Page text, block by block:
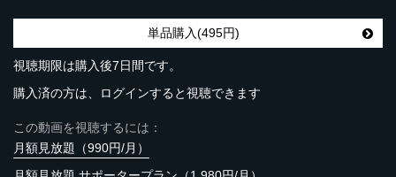
単品購入(495円)
視聴期限は購入後7日間です。
購入済の方は、ログインすると視聴できます
この動画を視聴するには：
月額見放題（990円/月）